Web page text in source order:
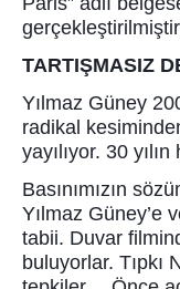
TARTIŞMASIZ
Yılmaz Güney
radikal
yayılıyor. 30
Basınımızın
Yılmaz Güney’e
tabii. Duvar
buluyorlar. Tıpkı